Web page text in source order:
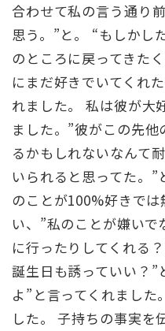
合わせて私の言う通り
思う。”と。 “もしかし
のところに戻ってきた
にまだ好きでいてくれ
れました。 私は彼が大
ました。”彼がこの先
るかもしれないなんて
いられると思ってた。
のことが100%好きで
い、”私のことが嫌い
に行ったりしてくれる
誕生日も誘っていい？”
よ”と言ってくれまし
した。 子持ちの事実を